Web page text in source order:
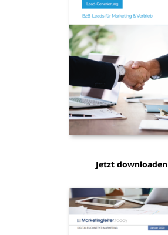
Jetzt downloaden